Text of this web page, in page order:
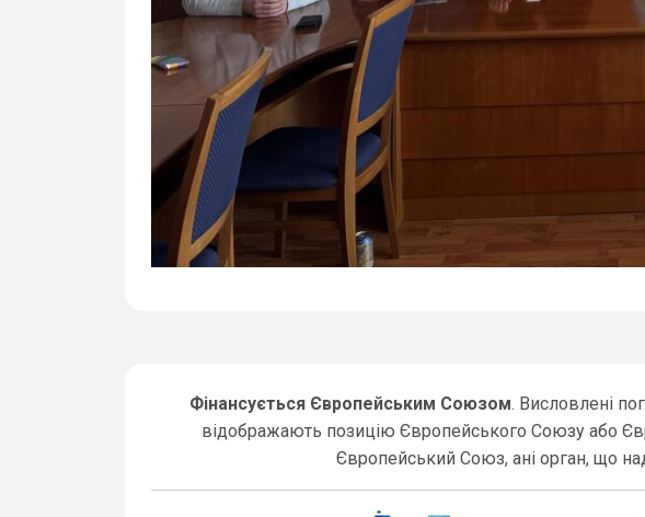
Фінансується Європейським Союзом. Висловлені
відображають позицію Європейського Союзу або
Європейський Союз, ані орган, що